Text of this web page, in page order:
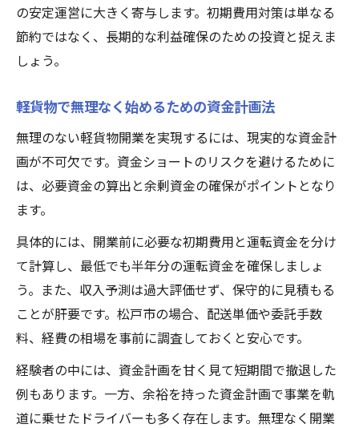
の安定運営に大きく寄与します。初期費用対策は単なる
節約ではなく、長期的な利益確保のための投資と捉えま
しょう。
軽貨物で無理なく始めるための資金計画法
無理のない軽貨物開業を実現するには、現実的な資金計
画が不可欠です。資金ショートのリスクを避けるために
は、必要資金の算出と余剰資金の確保がポイントとなり
ます。
具体的には、開業前に必要な初期費用と運転資金を分け
て計算し、最低でも半年分の運転資金を確保しましょ
う。また、収入予測は過大評価せず、保守的に見積もる
ことが肝要です。松戸市の場合、配送単価や委託手数
料、経費の相場を事前に調査しておくと安心です。
経験者の中には、資金計画を甘く見て短期間で撤退した
例もあります。一方、余裕を持った資金計画で事業を軌
道に乗せたドライバーも多く存在します。無理なく開業